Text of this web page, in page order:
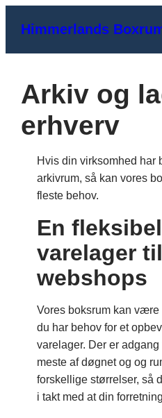
Himmerlands
Arkiv og
erhverv
Hvis din virksomhed har
arkivrum, så kan vores
fleste behov.
En
varelager til
webshops
Vores boksrum kan
du har behov for et
varelager. Der er
meste af døgnet og og
forskellige størrelser, så
i takt med at din